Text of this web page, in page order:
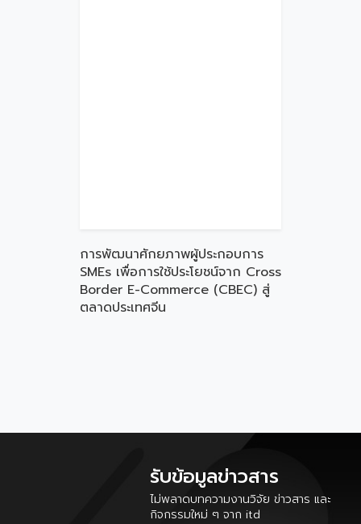
การพัฒนาศักยภาพผู้ประกอบการ
SMEs เพื่อการใช้ประโยชน์จาก Cross
Border E-Commerce (CBEC) สู่
ตลาดประเทศจีน
รับข้อมูลข่าวสาร
ไม่พลาดบทความงานวิจัย ข่าวสาร และ
กิจกรรมใหม่ ๆ จาก itd